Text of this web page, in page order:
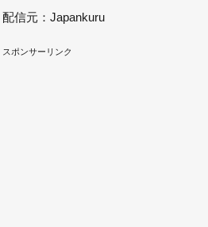
配信元： Japankuru
スポンサーリンク